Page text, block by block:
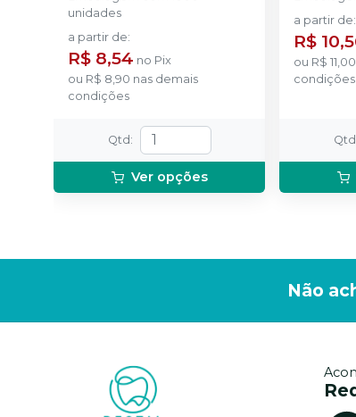
unidades
a partir de:
R$ 8,54 no Pix
ou R$ 8,90 nas demais
condições
Qtd :
Ver opções
a partir de:
R$
ou R$ 11,00
condições
Qtd
Não